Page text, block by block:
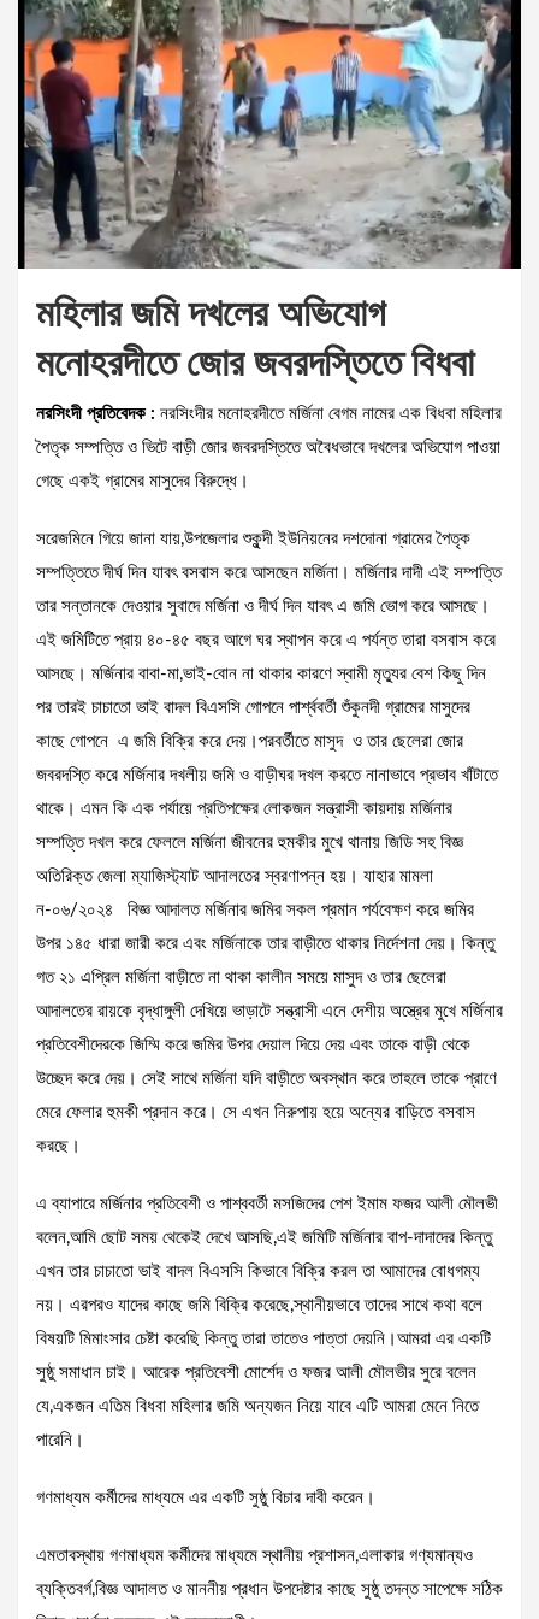
মহিলার জমি দখলের অভিযোগ
মনোহরদীতে জোর জবরদস্তিতে বিধবা
নরসিংদী প্রতিবেদক : নরসিংদীর মনোহরদীতে মর্জিনা বেগম নামের এক বিধবা মহিলার
পৈতৃক সম্পত্তি ও ভিটে বাড়ী জোর জবরদস্তিতে অবৈধভাবে দখলের অভিযোগ পাওয়া
গেছে একই গ্রামের মাসুদের বিরুদ্ধে।
সরেজমিনে গিয়ে জানা যায়,উপজেলার শুকুন্দী ইউনিয়নের দশদোনা গ্রামের পৈতৃক
সম্পত্তিতে দীর্ঘ দিন যাবৎ বসবাস করে আসছেন মর্জিনা। মর্জিনার দাদী এই সম্পত্তি
তার সন্তানকে দেওয়ার সুবাদে মর্জিনা ও দীর্ঘ দিন যাবৎ এ জমি ভোগ করে আসছে।
এই জমিটিতে প্রায় ৪০-৪৫ বছর আগে ঘর স্থাপন করে এ পর্যন্ত তারা বসবাস করে
আসছে। মর্জিনার বাবা-মা,ভাই-বোন না থাকার কারণে স্বামী মৃত্যুর বেশ কিছু দিন
পর তারই চাচাতো ভাই বাদল বিএসসি গোপনে পার্শ্ববর্তী শুঁকুনদী গ্রামের মাসুদের
কাছে গোপনে এ জমি বিক্রি করে দেয়।পরবর্তীতে মাসুদ ও তার ছেলেরা জোর
জবরদস্তি করে মর্জিনার দখলীয় জমি ও বাড়ীঘর দখল করতে নানাভাবে প্রভাব খাঁটাতে
থাকে। এমন কি এক পর্যায়ে প্রতিপক্ষের লোকজন সন্ত্রাসী কায়দায় মর্জিনার
সম্পত্তি দখল করে ফেললে মর্জিনা জীবনের হুমকীর মুখে থানায় জিডি সহ বিজ্ঞ
অতিরিক্ত জেলা ম্যাজিস্ট্যাট আদালতের স্বরণাপন্ন হয়। যাহার মামলা
ন-০৬/২০২৪ বিজ্ঞ আদালত মর্জিনার জমির সকল প্রমান পর্যবেক্ষণ করে জমির
উপর ১৪৫ ধারা জারী করে এবং মর্জিনাকে তার বাড়ীতে থাকার নির্দেশনা দেয়। কিন্তু
গত ২১ এপ্রিল মর্জিনা বাড়ীতে না থাকা কালীন সময়ে মাসুদ ও তার ছেলেরা
আদালতের রায়কে বৃদ্ধাঙ্গুলী দেখিয়ে ভাড়াটে সন্ত্রাসী এনে দেশীয় অস্ত্রের মুখে মর্জিনার
প্রতিবেশীদেরকে জিম্মি করে জমির উপর দেয়াল দিয়ে দেয় এবং তাকে বাড়ী থেকে
উচ্ছেদ করে দেয়। সেই সাথে মর্জিনা যদি বাড়ীতে অবস্থান করে তাহলে তাকে প্রাণে
মেরে ফেলার হুমকী প্রদান করে। সে এখন নিরুপায় হয়ে অন্যের বাড়িতে বসবাস
করছে।
এ ব্যাপারে মর্জিনার প্রতিবেশী ও পাশ্ববর্তী মসজিদের পেশ ইমাম ফজর আলী মৌলভী
বলেন,আমি ছোট সময় থেকেই দেখে আসছি,এই জমিটি মর্জিনার বাপ-দাদাদের কিন্তু
এখন তার চাচাতো ভাই বাদল বিএসসি কিভাবে বিক্রি করল তা আমাদের বোধগম্য
নয়। এরপরও যাদের কাছে জমি বিক্রি করেছে,স্থানীয়ভাবে তাদের সাথে কথা বলে
বিষয়টি মিমাংসার চেষ্টা করেছি কিন্তু তারা তাতেও পাত্তা দেয়নি।আমরা এর একটি
সুষ্ঠু সমাধান চাই। আরেক প্রতিবেশী মোর্শেদ ও ফজর আলী মৌলভীর সুরে বলেন
যে,একজন এতিম বিধবা মহিলার জমি অন্যজন নিয়ে যাবে এটি আমরা মেনে নিতে
পারেনি।
গণমাধ্যম কর্মীদের মাধ্যমে এর একটি সুষ্ঠু বিচার দাবী করেন।
এমতাবস্থায় গণমাধ্যম কর্মীদের মাধ্যমে স্থানীয় প্রশাসন,এলাকার গণ্যমান্যও
ব্যক্তিবর্গ,বিজ্ঞ আদালত ও মাননীয় প্রধান উপদেষ্টার কাছে সুষ্ঠু তদন্ত সাপেক্ষে সঠিক